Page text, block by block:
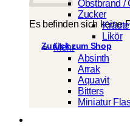
Es befinden sich keine
Zurück zum Shop
Obstbrand /
Zucker
Likör
Mehr
Absinth
Arrak
Aquavit
Bitters
Miniatur